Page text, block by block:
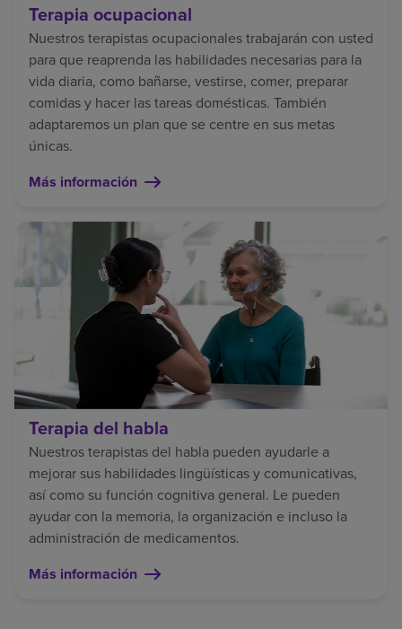
Terapia ocupacional
Nuestros terapistas ocupacionales trabajarán con usted
para que reaprenda las habilidades necesarias para la
vida diaria, como bañarse, vestirse, comer, preparar
comidas y hacer las tareas domésticas. También
adaptaremos un plan que se centre en sus metas
únicas.
Más información
Terapia del habla
Nuestros terapistas del habla pueden ayudarle a
mejorar sus habilidades lingüísticas y comunicativas,
así como su función cognitiva general. Le pueden
ayudar con la memoria, la organización e incluso la
administración de medicamentos.
Más información